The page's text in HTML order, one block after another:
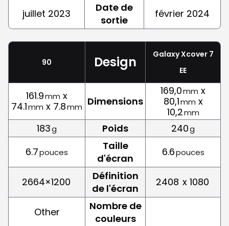
juillet 2023
Date de
sortie
février 2024
90 Design
Galaxy Xcover 7
EE
161.9mm x
74.1mm x 7.8mm Dimensions
169,0mm x
80,1mm x
10,2mm
183g Poids 240g
6.7pouces
Taille
d'écran
6.6pouces
2664×1200
Définition
de l'écran
2408 x 1080
Other
Nombre de
couleurs